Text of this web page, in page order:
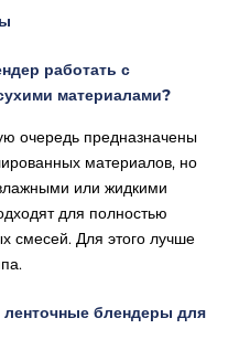
работать с
материалами?
очередь предназначены
материалов, но
или жидкими
для полностью
смесей. Для этого лучше
блендеры для